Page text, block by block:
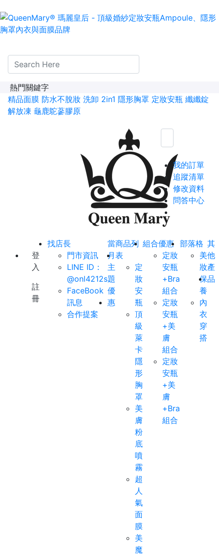
熱門關鍵字
精品面膜 防水不脫妝 洗卸 2in1 隱形胸罩 定妝安瓶 纖纖錠
解放凍 龜鹿鴕蔘膠原
我的訂單
追蹤清單
修改資料
問答中心
登
入
註
冊
找店長
門市資訊
LINE ID：
@onl4212s
FaceBook
訊息
合作提案
當
月
主
題
優
惠
商品列
表
定
妝
安
瓶
頂
級
萊
卡
隱
形
胸
罩
美
膚
粉
底
噴
霧
超
人
氣
面
膜
美
魔
組合優惠
定妝
安瓶
+Bra
組合
定妝
安瓶
+美
膚
組合
定妝
安瓶
+美
膚
+Bra
組合
部落格
美
妝
保
養
內
衣
穿
搭
其
他
產
品